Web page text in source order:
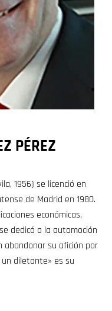
PÉREZ
1956) se licenció en
de Madrid en 1980.
económicas,
dedicó a la automoción
abandonar su afición por
diletante» es su